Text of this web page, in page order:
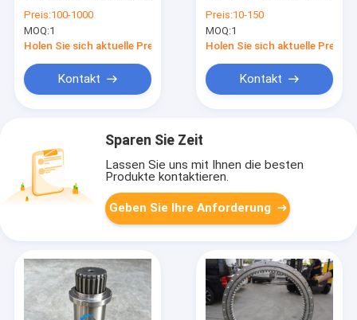
RG27D25E SY485
SY500
Preis:100-1000
MOQ:1
Holen Sie sich aktuelle Preis
Kontakt
Schwenkträgerbaugruppe
Preis:10-150
MOQ:1
Holen Sie sich aktuelle Preis
Kontakt
Sparen Sie Zeit
Lassen Sie uns mit Ihnen die besten
Produkte kontaktieren.
Geben Sie Ihre Anforderung